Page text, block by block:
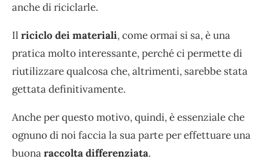
anche di riciclarle.
Il riciclo dei materiali, come ormai si sa, è una
pratica molto interessante, perché ci permette di
riutilizzare qualcosa che, altrimenti, sarebbe stata
gettata definitivamente.
Anche per questo motivo, quindi, è essenziale che
ognuno di noi faccia la sua parte per effettuare una
buonaraccolta differenziata.